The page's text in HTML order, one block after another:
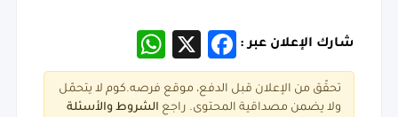
شارك الإعلان عبر : Facebook
X
WhatsApp
تحقّق من الإعلان قبل الدفع، موقع فرصه.كوم لا يتحمّل
ولا يضمن مصداقية المحتوى. راجع الشروط والأسئلة